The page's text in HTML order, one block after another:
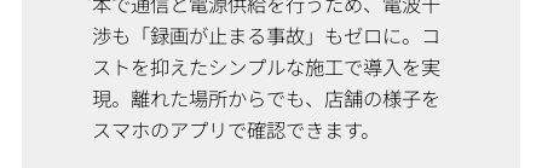
渉も「録画が止まる事故」もゼロに。コ
ストを抑えたシンプルな施工で導入を実
現。離れた場所からでも、店舗の様子を
スマホのアプリで確認できます。